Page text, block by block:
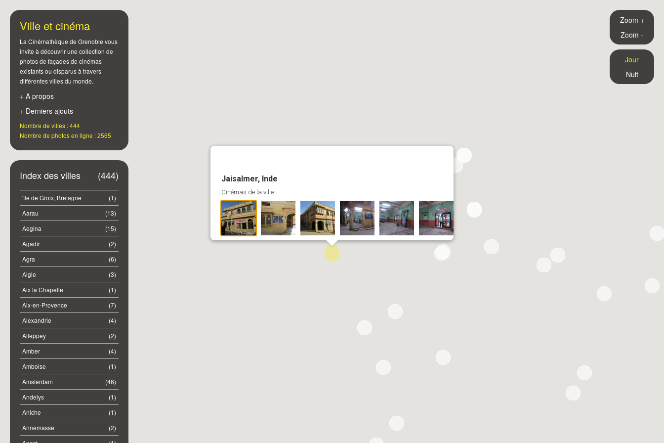
Jaisalmer, Inde
Cinémas de la ville :
Ville et cinéma
La Cinémathèque de Grenoble vous
invite à découvrir une collection de
photos de façades de cinémas
existants ou disparus à travers
différentes villes du monde.
+ A propos
+ Derniers ajouts
Nombre de villes : 444
Nombre de photos en ligne : 2565
(444)
Index des villes
(1)
'île de Groix, Bretagne
(13)
Aarau
(15)
Aegina
(2)
Agadir
(6)
Agra
(3)
Aigle
(1)
Aix la Chapelle
(7)
Aix-en-Provence
(4)
Alexandrie
(2)
Alleppey
(4)
Amber
(1)
Amboise
(46)
Amsterdam
(1)
Andelys
(1)
Aniche
(2)
Annemasse
Zoom +
Zoom -
Jour
Nuit